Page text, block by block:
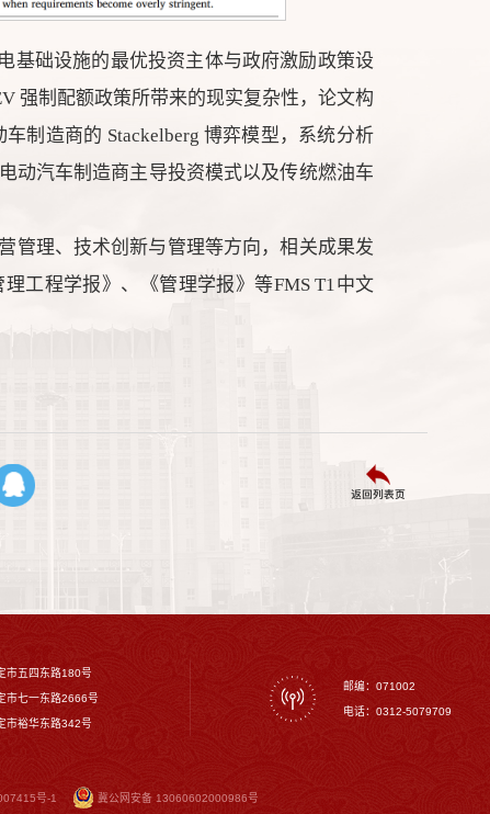
基础设施的最优投资主体与政府激励政策设
强制配额政策所带来的现实复杂性，论文构
制造商的 Stackelberg 博弈模型，系统分析
动汽车制造商主导投资模式以及传统燃油车
管理、技术创新与管理等方向，相关成果发
工程学报》、《管理学报》等FMS T1中文
返回列表页
市五四东路180号
市七一东路2666号
市裕华东路342号
邮编：071002
电话：0312-5079709
号-1 冀公网安备 13060602000986号